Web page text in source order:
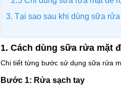
3. Tại sao sau khi dùng sữa
1. Cách dùng sữa rửa mặt
Chi tiết từng bước sử dụng sữa rửa
Bước 1: Rửa sạch tay